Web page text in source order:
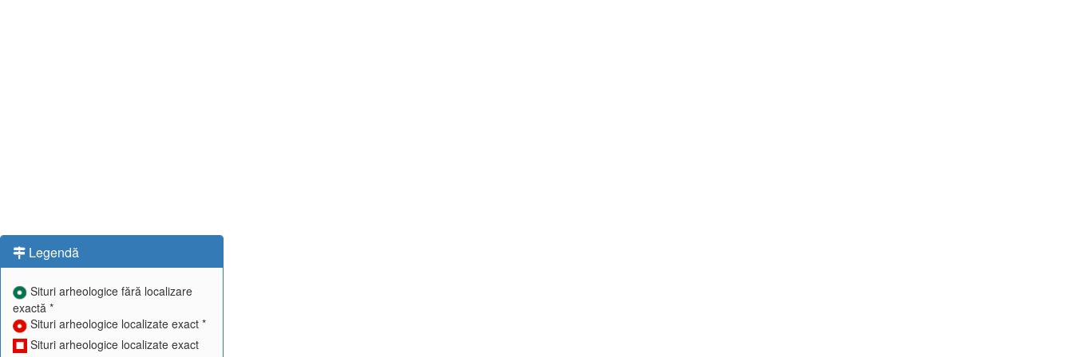
Legendă
Situri arheologice fără localizare
exactă *
Situri arheologice localizate exact *
Situri arheologice localizate exact